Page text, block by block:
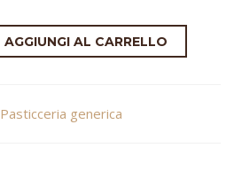
AGGIUNGI AL CARRELLO
Pasticceria generica